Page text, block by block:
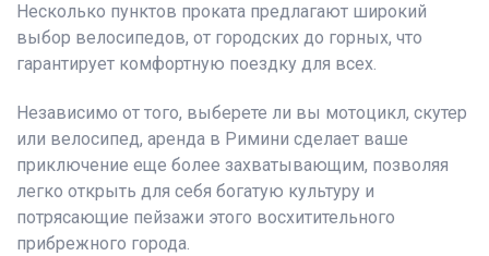
Несколько пунктов проката предлагают широкий
выбор велосипедов, от городских до горных, что
гарантирует комфортную поездку для всех.
Независимо от того, выберете ли вы мотоцикл, скутер
или велосипед, аренда в Римини сделает ваше
приключение еще более захватывающим, позволяя
легко открыть для себя богатую культуру и
потрясающие пейзажи этого восхитительного
прибрежного города.